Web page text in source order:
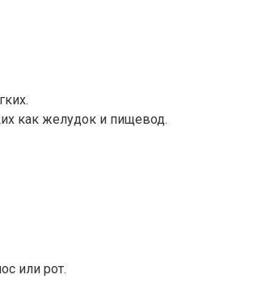
как желудок и пищевод.
или рот.